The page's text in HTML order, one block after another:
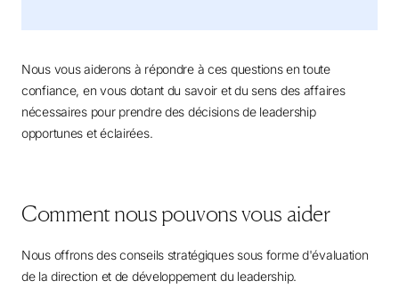
Nous vous aiderons à répondre à ces questions en toute
confiance, en vous dotant du savoir et du sens des affaires
nécessaires pour prendre des décisions de leadership
opportunes et éclairées.
Comment nous pouvons vous aider
Nous offrons des conseils stratégiques sous forme d'évaluation
de la direction et de développement du leadership.